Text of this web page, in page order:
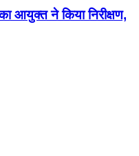
आयुक्त ने किया निरीक्षण,